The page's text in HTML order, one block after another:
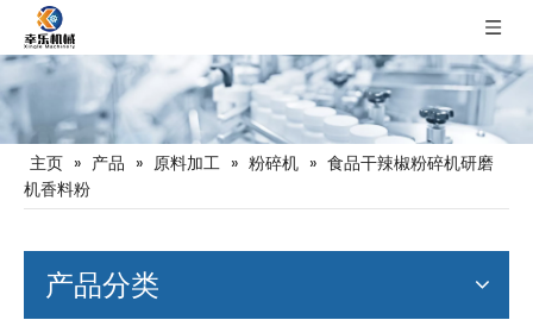
主页 » 产品 » 原料加工 » 粉碎机 » 食品干辣椒粉碎机研磨
机香料粉
产品分类